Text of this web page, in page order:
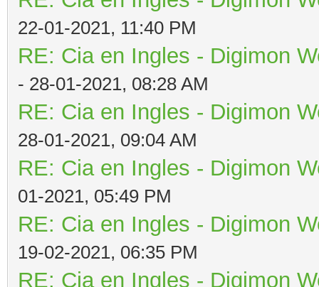
22-01-2021, 11:40 PM
RE: Cia en Ingles - Digimon
- 28-01-2021, 08:28 AM
RE: Cia en Ingles - Digimon
28-01-2021, 09:04 AM
RE: Cia en Ingles - Digimon
01-2021, 05:49 PM
RE: Cia en Ingles - Digimon
19-02-2021, 06:35 PM
RE: Cia en Ingles - Digimon